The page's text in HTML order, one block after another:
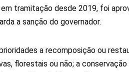
tramitação desde 2019, foi
a sanção do governador.
a recomposição ou
florestais ou não; a